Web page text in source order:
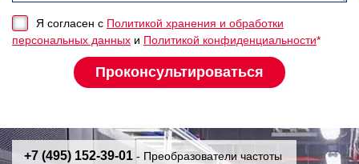
Я согласен с Политикой хранения и обработки
персональных данных и Политикой конфиденциальности*
+7 (495) 152-39-01 - Преобразователи частоты